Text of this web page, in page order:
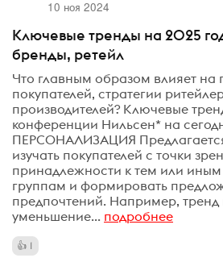
10 ноя 2024
Ключевые тренды на 2025
бренды, ретейл
Что главным образом влияет на
покупателей, стратегии
производителей? Ключевые
конференции Нильсен* на
ПЕРСОНАЛИЗАЦИЯ
изучать покупателей с точки
принадлежности к тем или
группам и формировать
предпочтений. Например, тренд
уменьшение... подробнее
1